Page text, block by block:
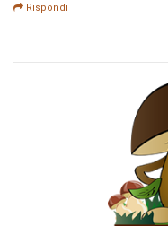
Rispondi